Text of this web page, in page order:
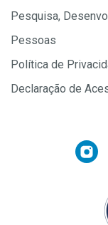
Pesquisa,
Pessoas
Política de
Declaração de